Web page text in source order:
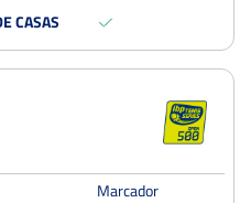
CASAS
Marcador